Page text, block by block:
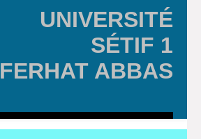
UNIVERSITÉ
SÉTIF 1
FERHAT ABBAS